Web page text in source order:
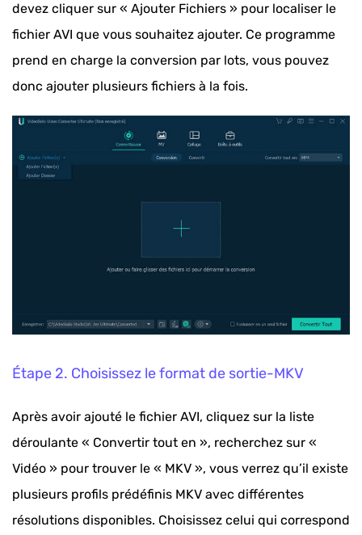
devez cliquer sur « Ajouter Fichiers » pour localiser le
fichier AVI que vous souhaitez ajouter. Ce programme
prend en charge la conversion par lots, vous pouvez
donc ajouter plusieurs fichiers à la fois.
Étape 2. Choisissez le format de sortie-MKV
Après avoir ajouté le fichier AVI, cliquez sur la liste
déroulante « Convertir tout en », recherchez sur «
Vidéo » pour trouver le « MKV », vous verrez qu’il existe
plusieurs profils prédéfinis MKV avec différentes
résolutions disponibles. Choisissez celui qui correspond